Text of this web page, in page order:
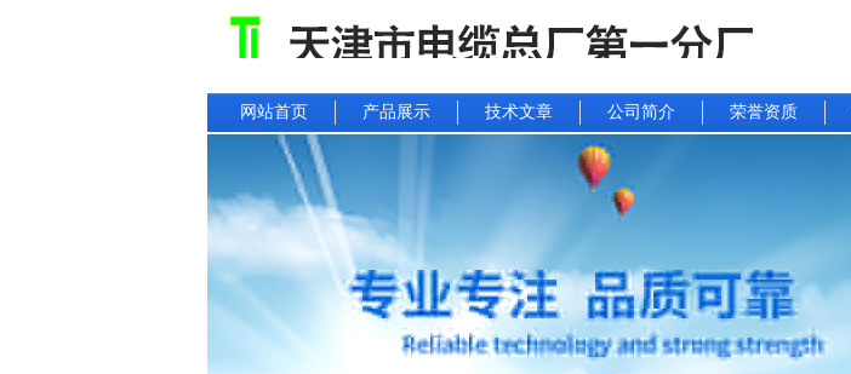
网站首页 产品展示 技术文章 公司简介 荣誉资质